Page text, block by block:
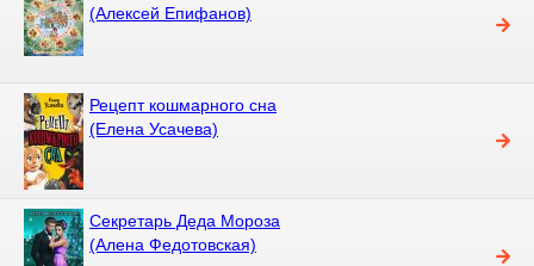
(Алексей Епифанов)
Рецепт кошмарного сна
(Елена Усачева)
Секретарь Деда Мороза
(Алена Федотовская)